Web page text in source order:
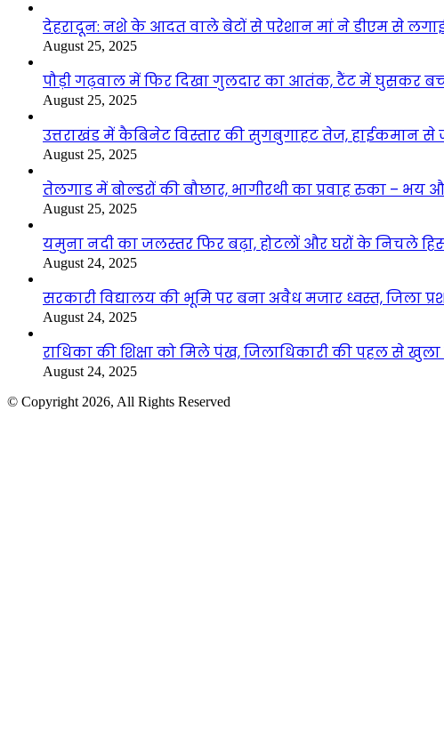
देहरादून: नशे के आदत वाले बेटों से परेशान मां ने डीएम से
August 25, 2025
पौड़ी गढ़वाल में फिर दिखा गुलदार का आतंक, टैंट में घुसकर
August 25, 2025
उत्तराखंड में कैबिनेट विस्तार की सुगबुगाहट तेज, हाईकमान से
August 25, 2025
तेलगाड में बोल्डरों की बौछार, भागीरथी का प्रवाह रुका –
August 25, 2025
यमुना नदी का जलस्तर फिर बढ़ा, होटलों और घरों के निचले
August 24, 2025
सरकारी विद्यालय की भूमि पर बना अवैध मजार ध्वस्त, जिला
August 24, 2025
राधिका की शिक्षा को मिले पंख, जिलाधिकारी की पहल से खुला
August 24, 2025
© Copyright 2026, All Rights Reserved